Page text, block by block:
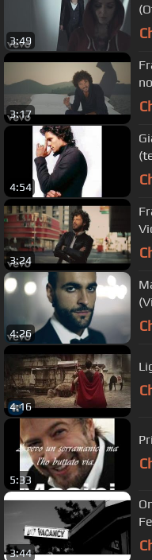
3:49
3:17
4:54
3:24
4:26
4:16
5:33
3:44